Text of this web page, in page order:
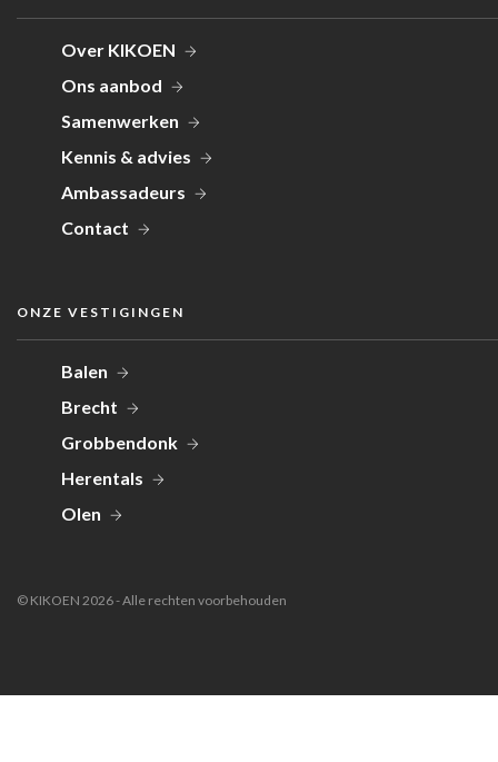
Over KIKOEN
Ons aanbod
Samenwerken
Kennis & advies
Ambassadeurs
Contact
ONZE VESTIGINGEN
Balen
Brecht
Grobbendonk
Herentals
Olen
© KIKOEN 2026 - Alle rechten voorbehouden